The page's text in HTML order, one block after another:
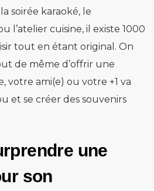
soirée karaoké, le
l’atelier cuisine, il existe 1000
tout en étant original. On
de même d’offrir une
votre ami(e) ou votre +1 va
et se créer des souvenirs
une
son